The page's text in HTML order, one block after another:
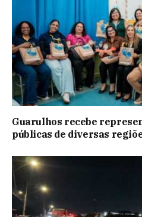
Guarulhos recebe
públicas de diversas